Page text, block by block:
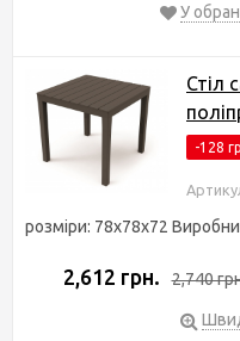
У
Стіл
-128
розміри: 78x78x72
2,612 грн. 2,740